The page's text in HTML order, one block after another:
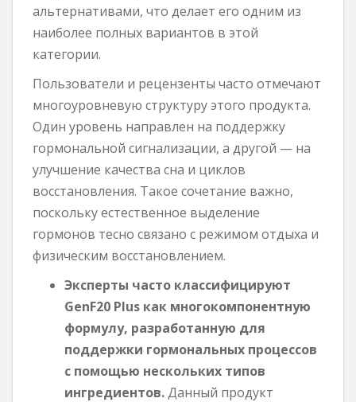
альтернативами, что делает его одним из
наиболее полных вариантов в этой
категории.
Пользователи и рецензенты часто отмечают
многоуровневую структуру этого продукта.
Один уровень направлен на поддержку
гормональной сигнализации, а другой — на
улучшение качества сна и циклов
восстановления. Такое сочетание важно,
поскольку естественное выделение
гормонов тесно связано с режимом отдыха и
физическим восстановлением.
Эксперты часто классифицируют
GenF20 Plus как многокомпонентную
формулу, разработанную для
поддержки гормональных процессов
с помощью нескольких типов
ингредиентов.Данный продукт